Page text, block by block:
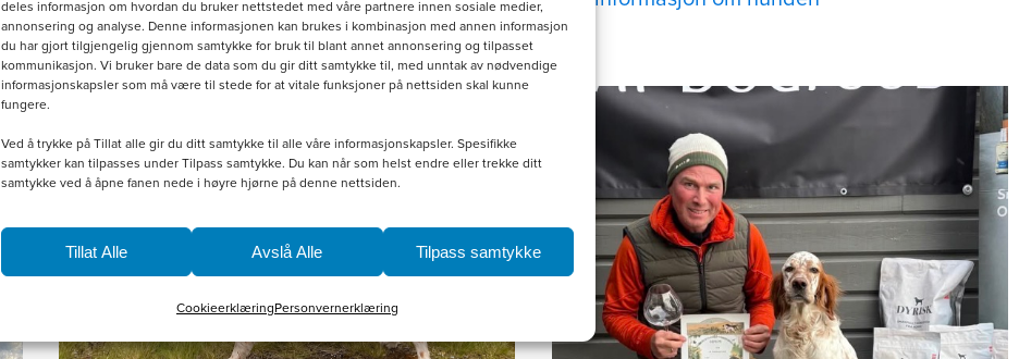
deles informasjon om hvordan du bruker nettstedet med våre partnere innen sosiale medier,
annonsering og analyse. Denne informasjonen kan brukes i kombinasjon med annen informasjon
du har gjort tilgjengelig gjennom samtykke for bruk til blant annet annonsering og tilpasset
kommunikasjon. Vi bruker bare de data som du gir ditt samtykke til, med unntak av nødvendige
informasjonskapsler som må være til stede for at vitale funksjoner på nettsiden skal kunne
fungere.
Ved å trykke på Tillat alle gir du ditt samtykke til alle våre informasjonskapsler. Spesifikke
samtykker kan tilpasses under Tilpass samtykke. Du kan når som helst endre eller trekke ditt
samtykke ved å åpne fanen nede i høyre hjørne på denne nettsiden.
Tillat Alle Avslå Alle Tilpass samtykke
CookieerklæringPersonvernerklæring